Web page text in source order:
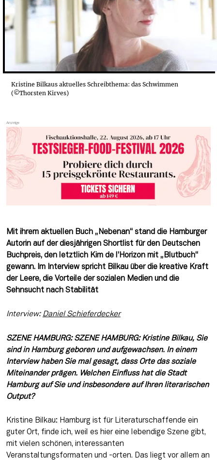
Kristine Bilkaus aktuelles Schreibthema: das Schwimmen
(©Thorsten Kirves)
Mit ihrem aktuellen Buch „Nebenan“ stand die Hamburger
Autorin auf der diesjährigen Shortlist für den Deutschen
Buchpreis, den letztlich Kim de l’Horizon mit „Blutbuch“
gewann. Im Interview spricht Bilkau über die kreative Kraft
der Leere, die Vorteile der sozialen Medien und die
Sehnsucht nach Stabilität
Interview: Daniel Schieferdecker
SZENE HAMBURG: SZENE HAMBURG: Kristine Bilkau, Sie
sind in Hamburg geboren und aufgewachsen. In einem
Interview haben Sie mal gesagt, dass Orte das soziale
Miteinander prägen. Welchen Einfluss hat die Stadt
Hamburg auf Sie und insbesondere auf Ihren literarischen
Output?
Kristine Bilkau: Hamburg ist für Literaturschaffende ein
guter Ort, finde ich, weil es hier eine lebendige Szene gibt,
mit vielen schönen, interessanten
Veranstaltungsformaten und -orten. Das liegt vor allem an